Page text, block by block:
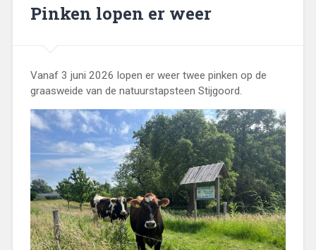
Pinken lopen er weer
Vanaf 3 juni 2026 lopen er weer twee pinken op de
graasweide van de natuurstapsteen Stijgoord.